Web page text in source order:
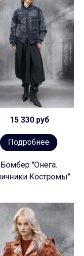
15 330 руб
Подробнее
Бомбер "Онега.
Костромы"